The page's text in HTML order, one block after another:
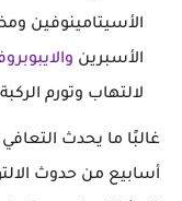
الأسيتامينوفين
الأسبرين
لالتهاب وتورم
غالبًا ما يحدث التعافي
أسابيع من حدوث